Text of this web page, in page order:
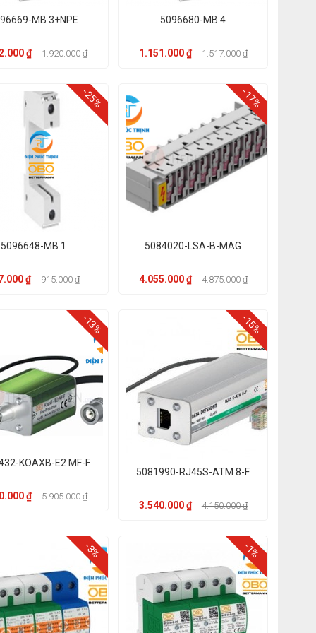
MB 3+NPE
₫ 1.920.000 ₫
5096680-MB 4
1.151.000 ₫ 1.517.000 ₫
-25%
5096648-MB 1
₫ 915.000 ₫
-17%
5084020-LSA-B-MAG
4.055.000 ₫ 4.875.000 ₫
-13%
KOAXB-E2 MF-F
₫ 5.905.000 ₫
-15%
5081990-RJ45S-ATM 8-F
3.540.000 ₫ 4.150.000 ₫
-3% -1%